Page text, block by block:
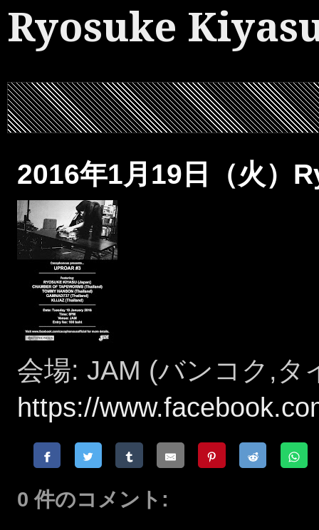
Ryosuke
2016年1月19日（火）
会場: JAM (バンコク,タ
https://
0 件のコメント: